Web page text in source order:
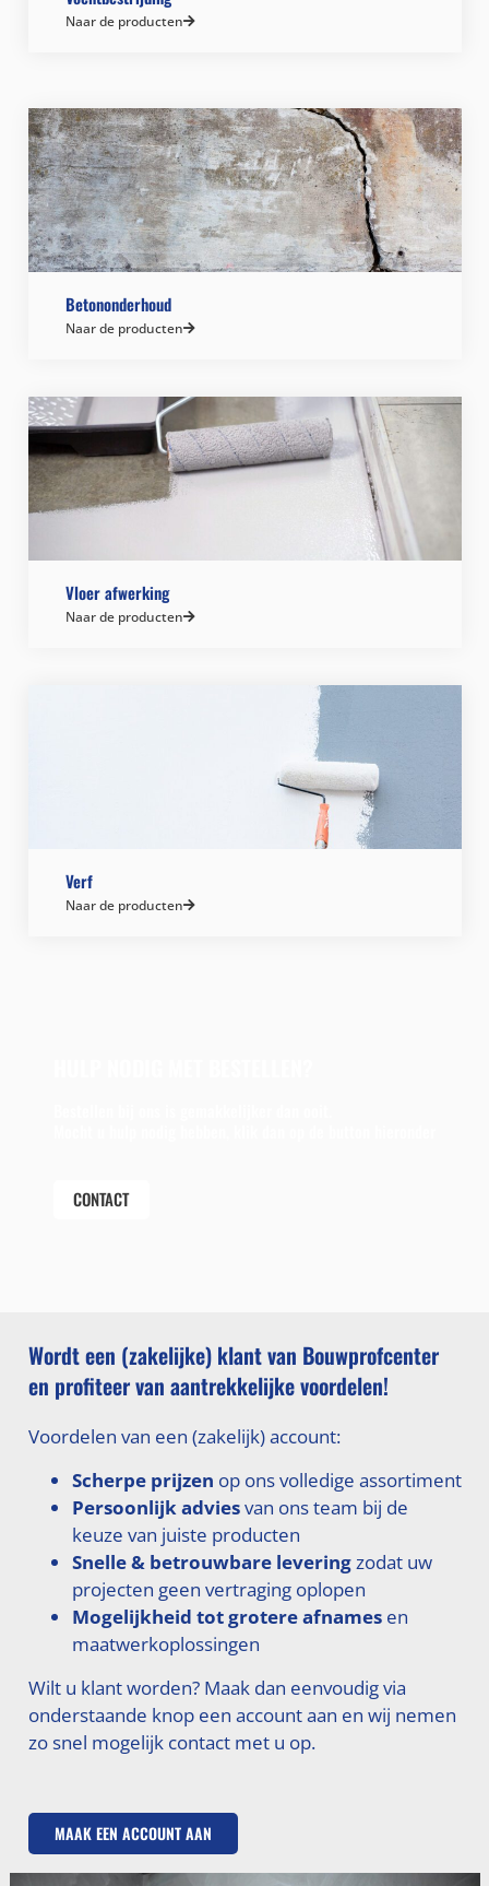
Naar de producten
Betononderhoud
Naar de producten
Vloer afwerking
Naar de producten
Verf
Naar de producten
CONTACT
Wordt een (zakelijke) klant van Bouwprofcenter
en profiteer van aantrekkelijke voordelen!
Voordelen van een (zakelijk) account:
Scherpe prijzen op ons volledige assortiment
Persoonlijk adviesvan ons team bij de
keuze van juiste producten
Snelle & betrouwbare leveringzodat uw
projecten geen vertraging oplopen
Mogelijkheid tot grotere afnamesen
maatwerkoplossingen
Wilt u klant worden? Maak dan eenvoudig via
onderstaande knop een account aan en wij nemen
zo snel mogelijk contact met u op.
MAAK EEN ACCOUNT AAN